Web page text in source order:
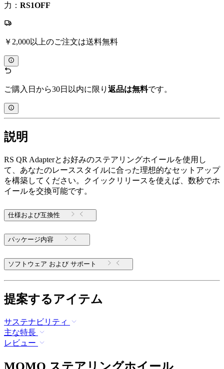
力： RS1OFF
￥2,000以上のご注文は送料無料
ご購入日から30日以内に限り 返品は無料です。
説明
RS QR Adapterとお好みのステアリングホイールを使用し
て、あなたのレーススタイルに合った理想的なセットアップ
を構築してください。クイックリリースを使えば、数秒でホ
イールを交換可能です。
仕様および互換性
パッケージ内容
ソフトウェア および サポート
提案するアイテム
サステナビリティ
主な特長
レビュー
MOMO ステアリングホイール